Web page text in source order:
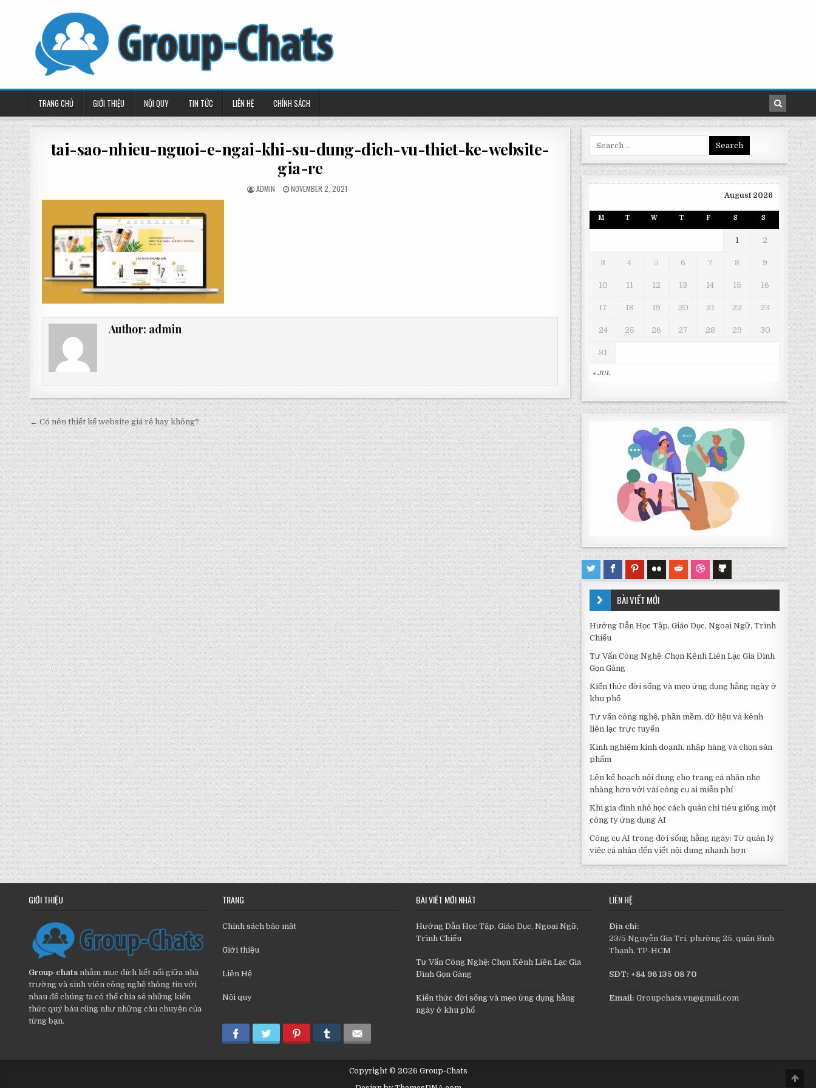
TRANG CHỦ GIỚI THIỆU NỘI QUY TIN TỨC LIÊN HỆ CHÍNH SÁCH
tai-sao-nhieu-nguoi-e-ngai-khi-su-dung-dich-vu-thiet-ke-website-
gia-re
POSTED
ADMIN
POSTED
NOVEMBER 2, 2021
Author: admin
Post
navigation
← Có nên thiết kế website giá rẻ hay không?
Search
for:
August 2026
M T W T F S S
« JUL
1 2
3 4 5 6 7 8 9
10 11 12 13 14 15 16
17 18 19 20 21 22 23
24 25 26 27 28 29 30
31
BÀI VIẾT MỚI
Hướng Dẫn Học Tập, Giáo Dục, Ngoại Ngữ, Trình
Chiếu
Tư Vấn Công Nghệ: Chọn Kênh Liên Lạc Gia Đình
Gọn Gàng
Kiến thức đời sống và mẹo ứng dụng hằng ngày ở
khu phố
Tư vấn công nghệ, phần mềm, dữ liệu và kênh
liên lạc trực tuyến
Kinh nghiệm kinh doanh, nhập hàng và chọn sản
phẩm
Lên kế hoạch nội dung cho trang cá nhân nhẹ
nhàng hơn với vài công cụ ai miễn phí
Khi gia đình nhỏ học cách quản chi tiêu giống một
công ty ứng dụng AI
Công cụ AI trong đời sống hằng ngày: Từ quản lý
việc cá nhân đến viết nội dung nhanh hơn
GIỚI THIỆU
Group-chats nhằm mục đích kết nối giữa nhà
trường và sinh viên công nghệ thông tin với
nhau để chúng ta có thể chia sẻ những kiến
thức quý báu cũng như những câu chuyện của
từng bạn.
TRANG
Chính sách bảo mật
Giới thiệu
Liên Hệ
Nội quy
BÀI VIẾT MỚI NHẤT
Hướng Dẫn Học Tập, Giáo Dục, Ngoại Ngữ,
Trình Chiếu
Tư Vấn Công Nghệ: Chọn Kênh Liên Lạc Gia
Đình Gọn Gàng
Kiến thức đời sống và mẹo ứng dụng hằng
ngày ở khu phố
LIÊN HỆ
Địa chỉ:
23/5 Nguyễn Gia Trí, phường 25, quận Bình
Thạnh, TP-HCM
SĐT: +84 96 135 08 70
Email: Groupchats.vn@gmail.com
Copyright © 2026 Group-Chats